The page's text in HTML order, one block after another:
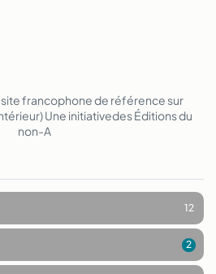
site francophone de référence sur
Une initiativedes Éditions du
non-A
12
2